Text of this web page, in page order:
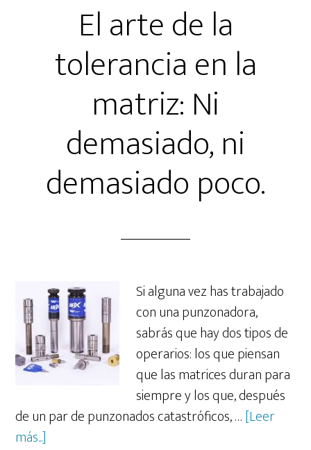
El arte de la
tolerancia en la
matriz: Ni
demasiado, ni
demasiado poco.
Si alguna vez has trabajado
con una punzonadora,
sabrás que hay dos tipos de
operarios: los que piensan
que las matrices duran para
siempre y los que, después
de un par de punzonados catastróficos, …[Leer
más...]